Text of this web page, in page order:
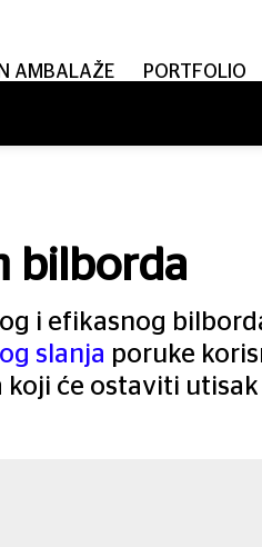
AMBALAŽE PORTFOLIO
bilborda
i efikasnog
slanja poruke
će ostaviti utisak